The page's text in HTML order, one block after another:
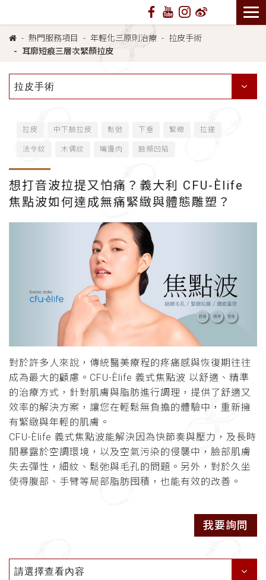
熱門服務項目 年輕化三原則治療
拉皮手術
耳廓短痕三層次緊顏拉皮
拉皮手術
拉皮 中下臉拉皮 鬆弛 下垂 緊緻 拉提
法令紋 木偶紋 嘴邊肉 臉頰凹陷
想打音波拉提又怕痛？義大利 CFU-Èlife
焦點波如何達成無痛緊緻與體態雕塑？
對於許多人來說，傳統醫美療程的疼痛感與恢復期往往
成為最大的顧慮。CFU-Èlife 義式焦點波 以舒適、精準
的治療方式，針對肌膚與脂肪進行調理，提供了舒適又
效率的解決方案，讓您在輕鬆無負擔的體驗中，重新擁
有緊緻與年輕的肌膚。
CFU-Èlife 義式焦點波能解決因為快節奏與壓力，及長時
間暴露於空調環境，以及空氣污染的侵襲中，臉部肌膚
失去彈性，細紋、鬆弛與毛孔的問題。另外，對於久坐
使得腹部、手臂等局部脂肪囤積，也能有效的改善。
我要詢問
請選擇查看內容